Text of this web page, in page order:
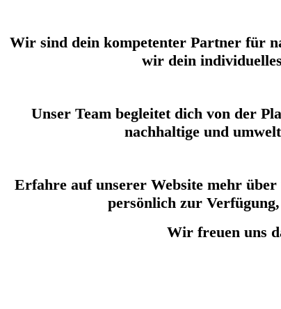
Wir sind dein kompetenter Partner für
wir dein
Unser Team begleitet dich von der
nachhaltige und
Erfahre auf unserer Website mehr
persönlich zur
Wir freuen uns